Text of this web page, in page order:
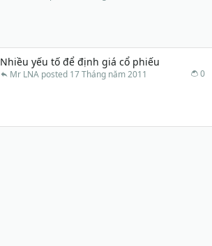
Nhiều yếu tố để định giá cổ phiếu
0
17 Tháng năm 2011
Mr LNA